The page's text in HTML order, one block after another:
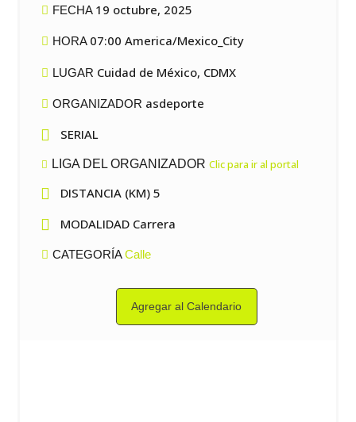
FECHA 19 octubre, 2025
HORA 07:00 America/Mexico_City
LUGAR Cuidad de México, CDMX
ORGANIZADOR asdeporte
 SERIAL
LIGA DEL ORGANIZADOR Clic para ir al portal
 DISTANCIA (KM) 5
 MODALIDAD Carrera
CATEGORÍACalle
Agregar al Calendario